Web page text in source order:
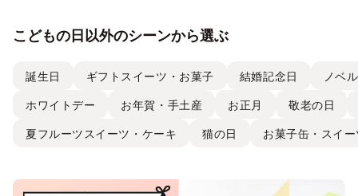
こどもの日以外のシーンから選ぶ
誕生日 ギフトスイーツ・お菓子 結婚記念日 ノベ
ホワイトデー お年賀・手土産 お正月 敬老の日
夏フルーツスイーツ・ケーキ 猫の日 お菓子缶・スイ